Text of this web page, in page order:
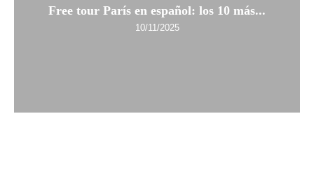
Free tour París en español: los 10 más...
10/11/2025